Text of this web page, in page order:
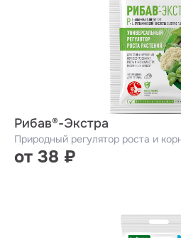
Рибав®-Экстра
Природный регулятор роста и
от 38 ₽